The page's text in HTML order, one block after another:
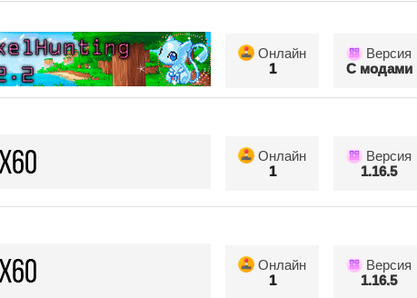
Онлайн
1
Версия
С модами
Онлайн
1
Версия
1.16.5
Онлайн
1
Версия
1.16.5